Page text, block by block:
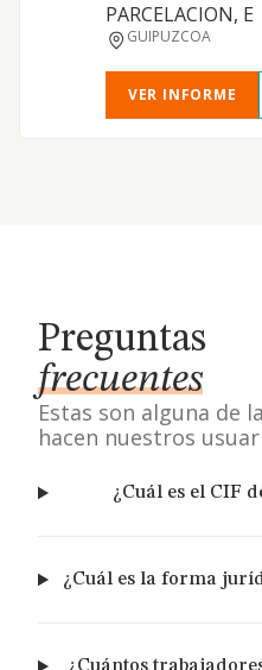
PARCELACION, E
GUIPUZCOA
VER INFORME
Preguntas
frecuentes
Estas son alguna de
hacen nuestros
¿Cuál es el CIF
¿Cuál es la forma